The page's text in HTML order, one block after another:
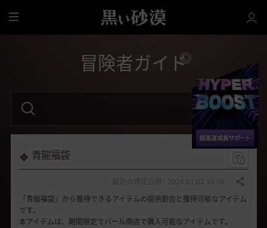
全
冒険者ガイド
句
を
青龍福袋
共有する
「青龍福袋」から獲得できるアイテムの提供割合と獲得可能なアイテム
です。
本アイテムは、期間限定でパール商店で購入可能なアイテムです。